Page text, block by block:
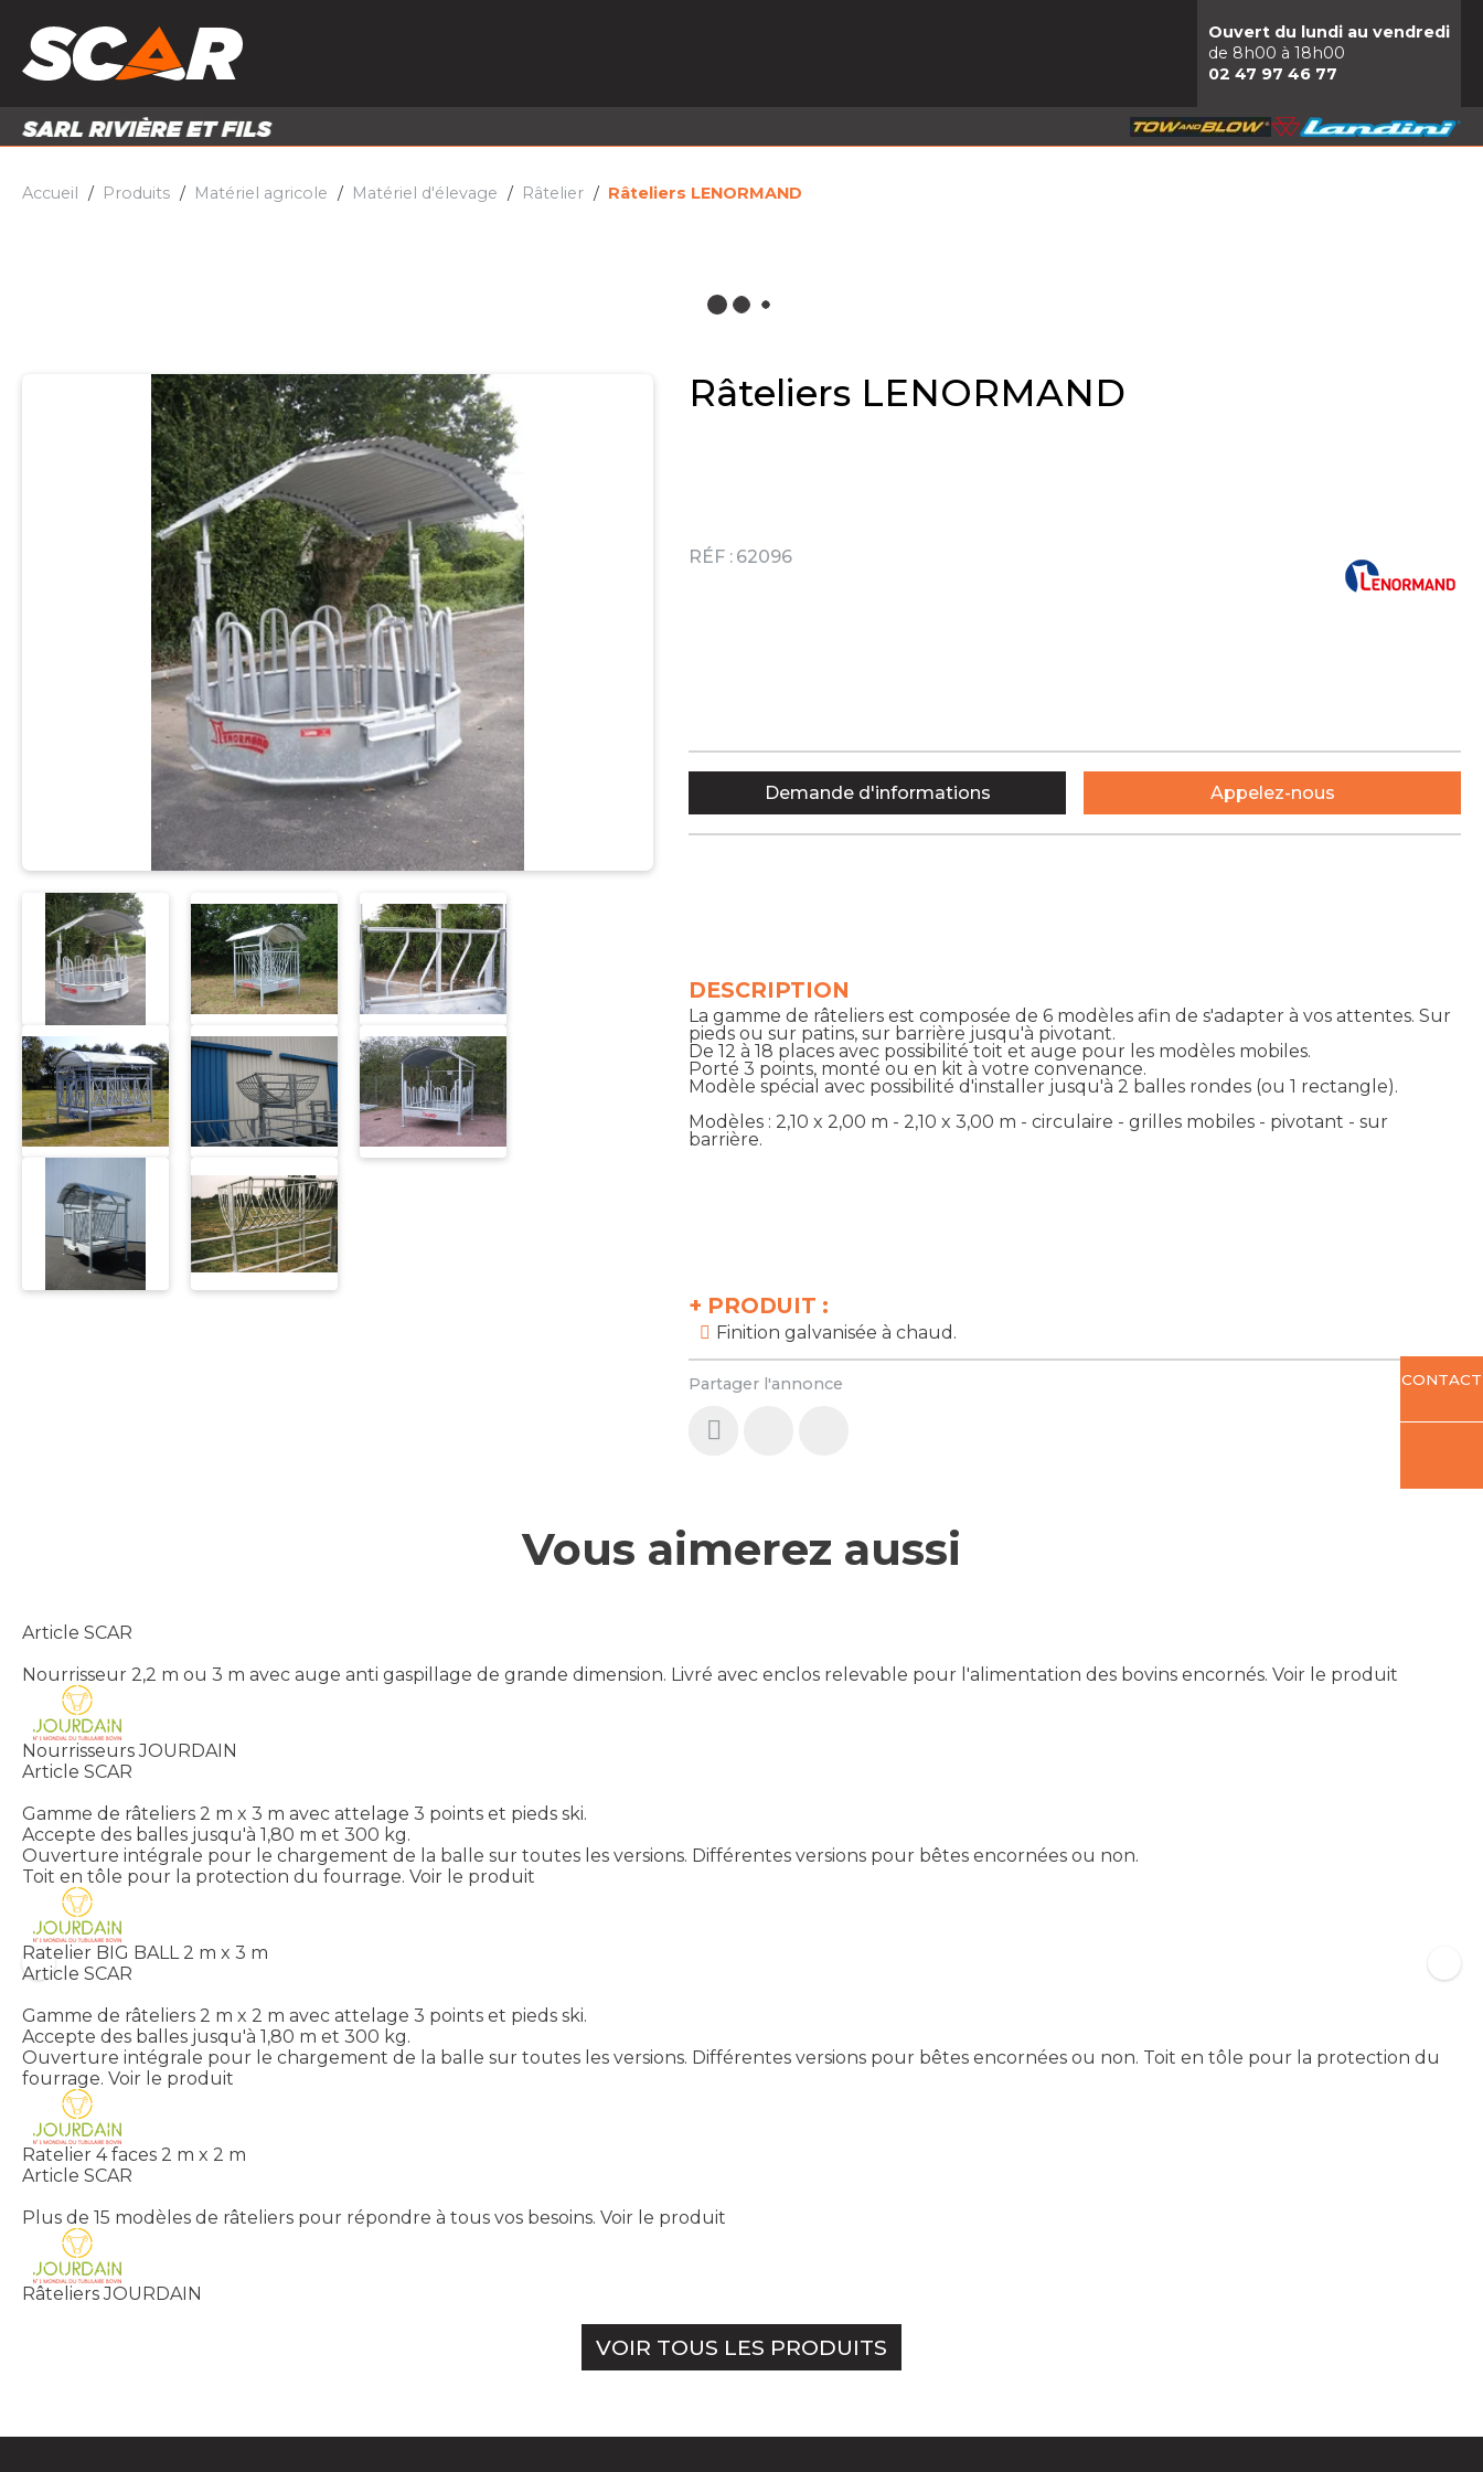
PIÈCES ET ACCESSOIRES
Ouvert du lundi au vendredi
de 8h00 à 18h00
02 47 97 46 77
Accueil Produits Matériel agricole Matériel d'élevage Râtelier Râteliers LENORMAND
Râteliers LENORMAND
RÉF : 62096
+ PRODUIT :
Finition galvanisée à chaud.
Partager l'annonce
DESCRIPTION
La gamme de râteliers est composée de 6 modèles afin de s'adapter à vos attentes. Sur
pieds ou sur patins, sur barrière jusqu'à pivotant.
De 12 à 18 places avec possibilité toit et auge pour les modèles mobiles.
Porté 3 points, monté ou en kit à votre convenance.
Modèle spécial avec possibilité d'installer jusqu'à 2 balles rondes (ou 1 rectangle).
Modèles : 2,10 x 2,00 m - 2,10 x 3,00 m - circulaire - grilles mobiles - pivotant - sur
barrière.
Demande d'informations Appelez-nous
Vous aimerez aussi
Article SCAR
Nourrisseur 2,2 m ou 3 m avec auge anti gaspillage de grande dimension. Livré avec enclos relevable pour l'alimentation des bovins encornés. Voir le produit
Nourrisseurs JOURDAIN
Article SCAR
Gamme de râteliers 2 m x 3 m avec attelage 3 points et pieds ski.
Accepte des balles jusqu'à 1,80 m et 300 kg.
Ouverture intégrale pour le chargement de la balle sur toutes les versions. Différentes versions pour bêtes encornées ou non.
Toit en tôle pour la protection du fourrage. Voir le produit
Ratelier BIG BALL 2 m x 3 m
Article SCAR
Gamme de râteliers 2 m x 2 m avec attelage 3 points et pieds ski.
Accepte des balles jusqu'à 1,80 m et 300 kg.
Ouverture intégrale pour le chargement de la balle sur toutes les versions. Différentes versions pour bêtes encornées ou non. Toit en tôle pour la protection du
fourrage. Voir le produit
Ratelier 4 faces 2 m x 2 m
Article SCAR
Plus de 15 modèles de râteliers pour répondre à tous vos besoins. Voir le produit
Râteliers JOURDAIN
VOIR TOUS LES PRODUITS
CONTACT